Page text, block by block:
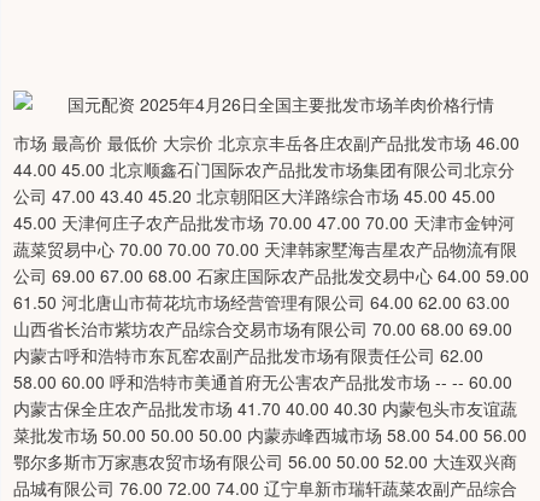
市场 最高价 最低价 大宗价 北京京丰岳各庄农副产品批发市场 46.00
44.00 45.00 北京顺鑫石门国际农产品批发市场集团有限公司北京分
公司 47.00 43.40 45.20 北京朝阳区大洋路综合市场 45.00 45.00
45.00 天津何庄子农产品批发市场 70.00 47.00 70.00 天津市金钟河
蔬菜贸易中心 70.00 70.00 70.00 天津韩家墅海吉星农产品物流有限
公司 69.00 67.00 68.00 石家庄国际农产品批发交易中心 64.00 59.00
61.50 河北唐山市荷花坑市场经营管理有限公司 64.00 62.00 63.00
山西省长治市紫坊农产品综合交易市场有限公司 70.00 68.00 69.00
内蒙古呼和浩特市东瓦窑农副产品批发市场有限责任公司 62.00
58.00 60.00 呼和浩特市美通首府无公害农产品批发市场 -- -- 60.00
内蒙古保全庄农产品批发市场 41.70 40.00 40.30 内蒙包头市友谊蔬
菜批发市场 50.00 50.00 50.00 内蒙赤峰西城市场 58.00 54.00 56.00
鄂尔多斯市万家惠农贸市场有限公司 56.00 50.00 52.00 大连双兴商
品城有限公司 76.00 72.00 74.00 辽宁阜新市瑞轩蔬菜农副产品综合